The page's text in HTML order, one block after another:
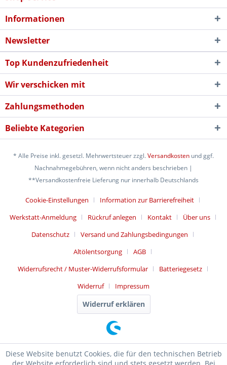
Informationen
Newsletter
Top Kundenzufriedenheit
Wir verschicken mit
Zahlungsmethoden
Beliebte Kategorien
* Alle Preise inkl. gesetzl. Mehrwertsteuer zzgl.Versandkosten und ggf.
Nachnahmegebühren, wenn nicht anders beschrieben |
**Versandkostenfreie Lieferung nur innerhalb Deutschlands
Cookie-Einstellungen
Information zur Barrierefreiheit
Werkstatt-Anmeldung
Rückruf anlegen Kontakt
Über uns
Datenschutz
Versand und Zahlungsbedingungen
Altölentsorgung
AGB
Widerrufsrecht / Muster-Widerrufsformular
Batteriegesetz
Widerruf
Impressum
Widerruf erklären
Diese Website benutzt Cookies, die für den technischen Betrieb